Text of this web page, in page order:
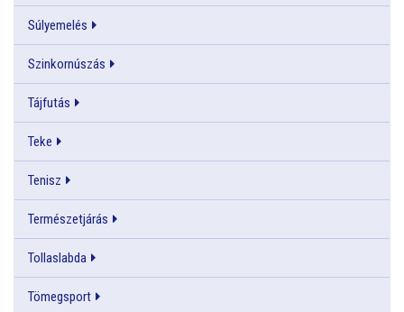
Súlyemelés
Szinkornúszás
Tájfutás
Teke
Tenisz
Természetjárás
Tollaslabda
Tömegsport